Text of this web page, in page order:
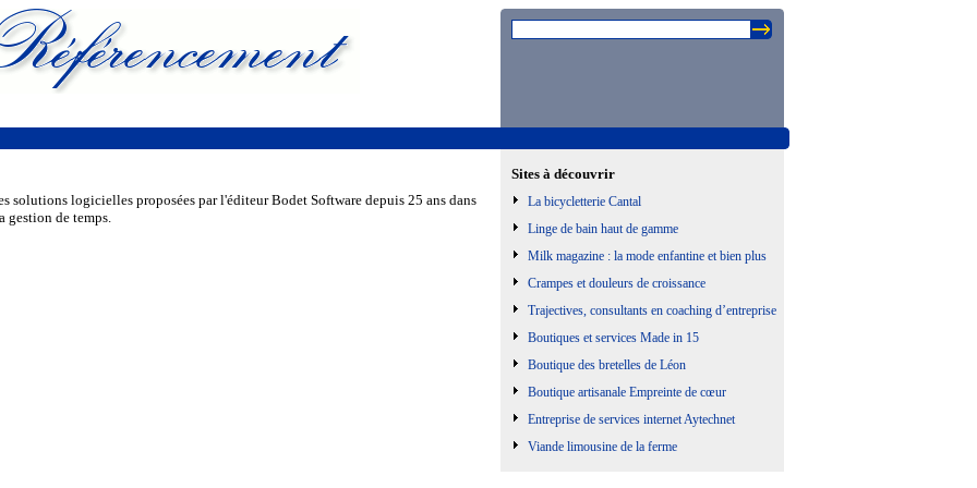
solutions logicielles proposées par l'éditeur Bodet Software depuis 25 ans dans
gestion de temps.
Sites à découvrir
La bicycletterie Cantal
Linge de bain haut de gamme
Milk magazine : la mode enfantine et bien plus
Crampes et douleurs de croissance
Trajectives, consultants en coaching d’entreprise
Boutiques et services Made in 15
Boutique des bretelles de Léon
Boutique artisanale Empreinte de cœur
Entreprise de services internet Aytechnet
Viande limousine de la ferme